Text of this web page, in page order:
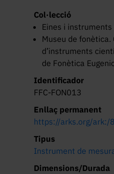
Col·lecció
Eines i
Museu de fonètica.
d’instruments
de Fonètica
Identificador
FFC-FON013
Enllaç permanent
https://arks.org/
Tipus
Instrument de
Dimensions/Durada